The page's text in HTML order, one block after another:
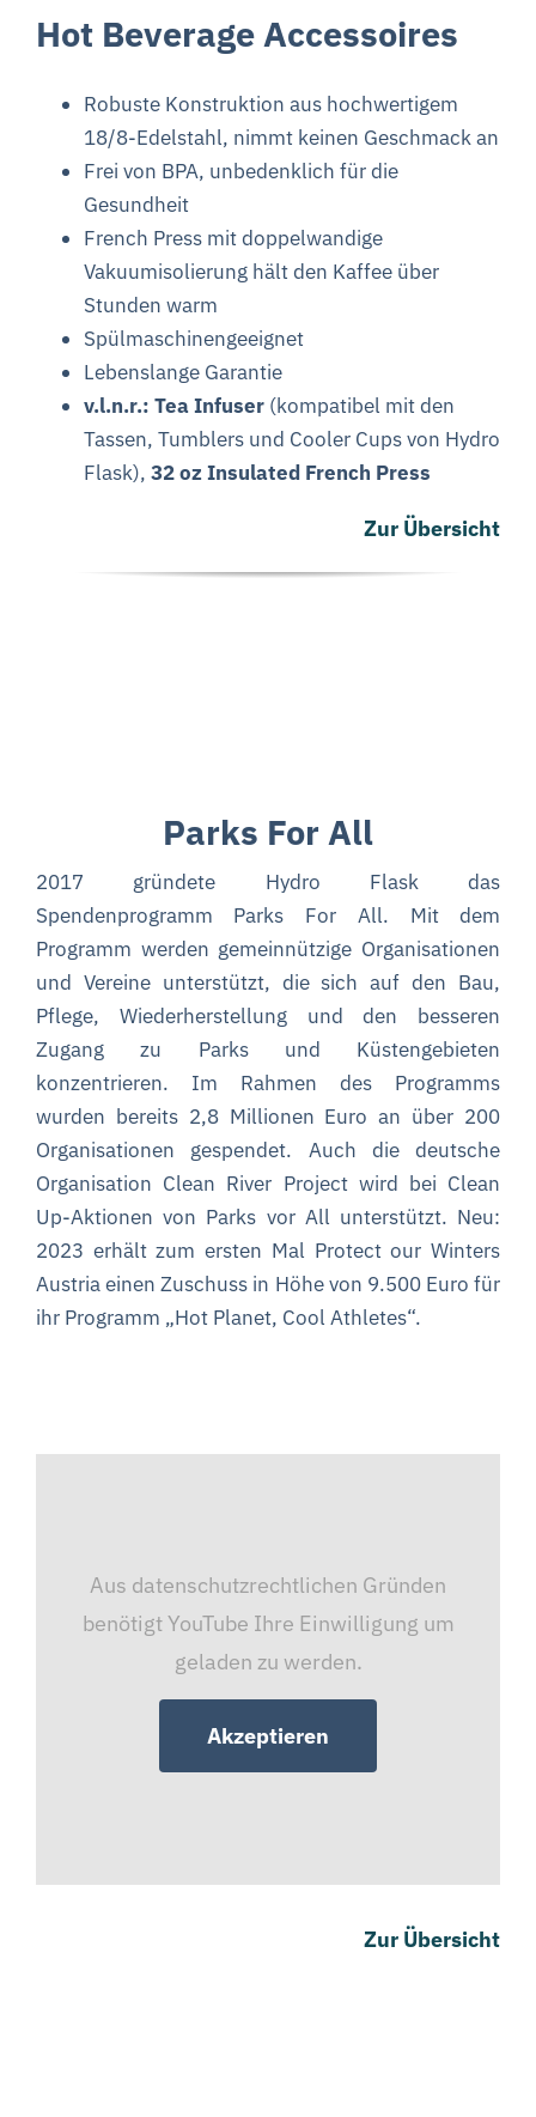
Hot Beverage Accessoires
Robuste Konstruktion aus hochwertigem
18/8-Edelstahl, nimmt keinen Geschmack an
Frei von BPA, unbedenklich für die
Gesundheit
French Press mit doppelwandige
Vakuumisolierung hält den Kaffee über
Stunden warm
Spülmaschinengeeignet
Lebenslange Garantie
v.l.n.r.: Tea Infuser (kompatibel mit den
Tassen, Tumblers und Cooler Cups von Hydro
Flask), 32 oz Insulated French Press
Zur Übersicht
Parks For All
2017 gründete Hydro Flask das
Spendenprogramm Parks For All. Mit dem
Programm werden gemeinnützige Organisationen
und Vereine unterstützt, die sich auf den Bau,
Pflege, Wiederherstellung und den besseren
Zugang zu Parks und Küstengebieten
konzentrieren. Im Rahmen des Programms
wurden bereits 2,8 Millionen Euro an über 200
Organisationen gespendet. Auch die deutsche
Organisation Clean River Project wird bei Clean
Up-Aktionen von Parks vor All unterstützt. Neu:
2023 erhält zum ersten Mal Protect our Winters
Austria einen Zuschuss in Höhe von 9.500 Euro für
ihr Programm „Hot Planet, Cool Athletes“.
Aus datenschutzrechtlichen Gründen
benötigt YouTube Ihre Einwilligung um
geladen zu werden.
Akzeptieren
Zur Übersicht